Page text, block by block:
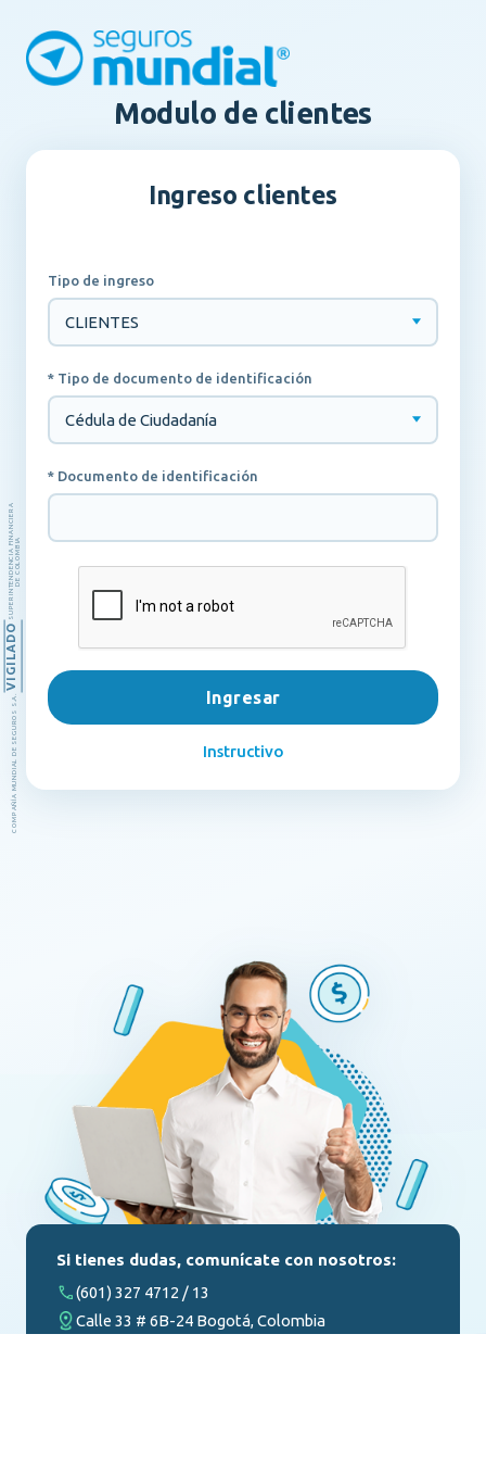
COMPAÑÍA MUNDIAL DE SEGUROS S.A.
VIGILADO
SUPERINTENDENCIA FINANCIERADE COLOMBIA
Modulo de clientes
Si tienes dudas, comunícate con nosotros:
(601) 327 4712 / 13
Calle 33 # 6B-24 Bogotá, Colombia
Ingreso clientes
Tipo de ingreso
* Tipo de documento de identificación
* Documento de identificación
Ingresar
Instructivo